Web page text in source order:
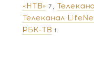
«НТВ» 7
Телеканал
РБК-ТВ 1